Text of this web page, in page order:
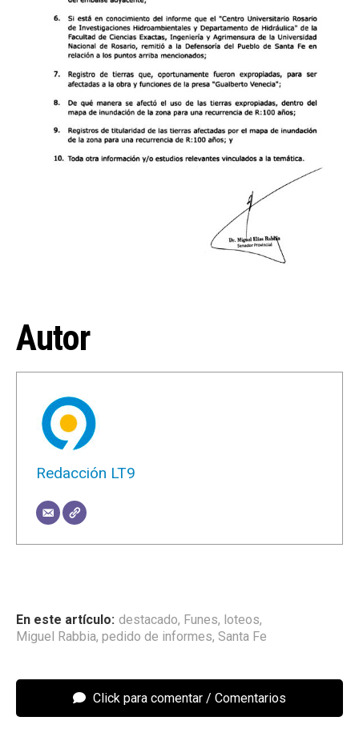
Autor
Redacción LT9
destacado, Funes, loteos,
Miguel Rabbia, pedido de informes, Santa Fe
Click para comentar